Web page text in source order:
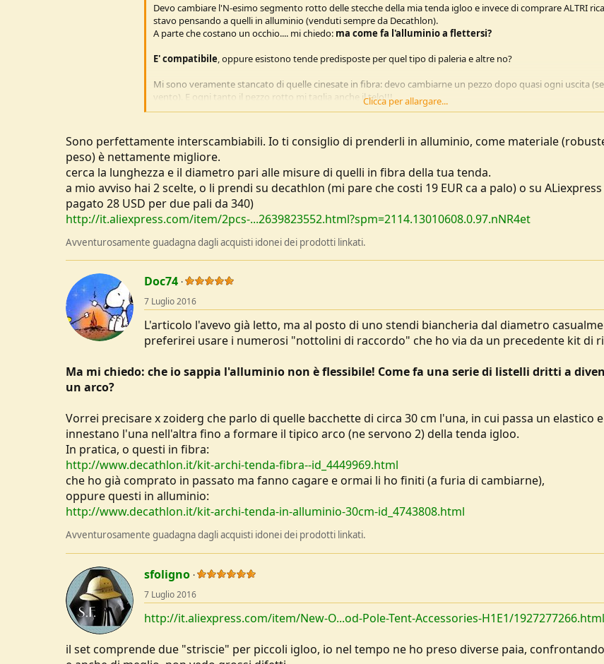
Devo cambiare l'N-esimo segmento rotto delle stecche della mia tenda igloo e invece di comprare ALTRI
stavo pensando a quelli in alluminio (venduti sempre da Decathlon).
A parte che costano un occhio.... mi chiedo: ma come fa l'alluminio a flettersi?
E' compatibile , oppure esistono tende predisposte per quel tipo di paleria e altre no?
Mi sono veramente stancato di quelle cinesate in fibra: devo cambiarne un pezzo dopo quasi ogni uscita
vento). E ogni tanto il pezzo rotto mi taglia anche il telo!!!
Ho in questo momento la tenda di nuovo "sotto incollaggio" (santo silicone!)
Clicca per allargare...
Sono perfettamente interscambiabili. Io ti consiglio di prenderli in alluminio, come materiale
peso) è nettamente migliore.
cerca la lunghezza e il diametro pari alle misure di quelli in fibra della tua tenda.
a mio avviso hai 2 scelte, o li prendi su decathlon (mi pare che costi 19 EUR ca a palo) o su
pagato 28 USD per due pali da 340)
http://it.aliexpress.com/item/2pcs-...2639823552.html?spm=2114.13010608.0.97.nNR4et
Avventurosamente guadagna dagli acquisti idonei dei prodotti linkati.
Doc74
7 Luglio 2016
L'articolo l'avevo già letto, ma al posto di uno stendi biancheria dal diametro
preferirei usare i numerosi "nottolini di raccordo" che ho via da un precedente kit di
Ma mi chiedo: che io sappia l'alluminio non è flessibile! Come fa una serie di listelli dritti a
un arco?
Vorrei precisare x zoiderg che parlo di quelle bacchette di circa 30 cm l'una, in cui passa un elastico
innestano l'una nell'altra fino a formare il tipico arco (ne servono 2) della tenda igloo.
In pratica, o questi in fibra:
http://www.decathlon.it/kit-archi-tenda-fibra--id_4449969.html
che ho già comprato in passato ma fanno cagare e ormai li ho finiti (a furia di cambiarne),
oppure questi in alluminio:
http://www.decathlon.it/kit-archi-tenda-in-alluminio-30cm-id_4743808.html
Avventurosamente guadagna dagli acquisti idonei dei prodotti linkati.
sfoligno
7 Luglio 2016
http://it.aliexpress.com/item/New-O...od-Pole-Tent-Accessories-H1E1/1927277266.html
il set comprende due "striscie" per piccoli igloo, io nel tempo ne ho preso diverse paia,